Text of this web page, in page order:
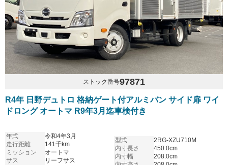
ストック番号97871
R4年 日野デュトロ 格納ゲート付アルミバン サイド扉 ワイ
ドロング オートマ R9年3月迄車検付き
年式
令和4年3月
走行距離
141千km
ミッション
オートマ
サス
リーフサス
型式
2RG-XZU710M
内寸長さ
450.0cm
内寸幅
208.0cm